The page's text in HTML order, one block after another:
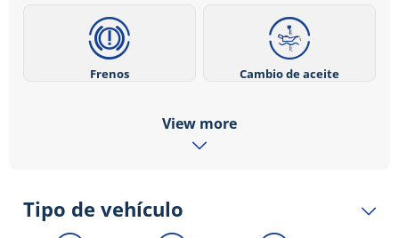
Frenos Cambio de aceite
View more
Tipo de vehículo